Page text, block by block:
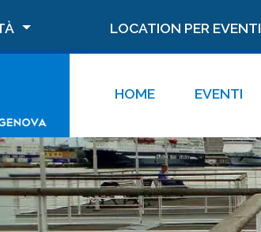
LOCATION PER EVENTI
HOME EVENTI